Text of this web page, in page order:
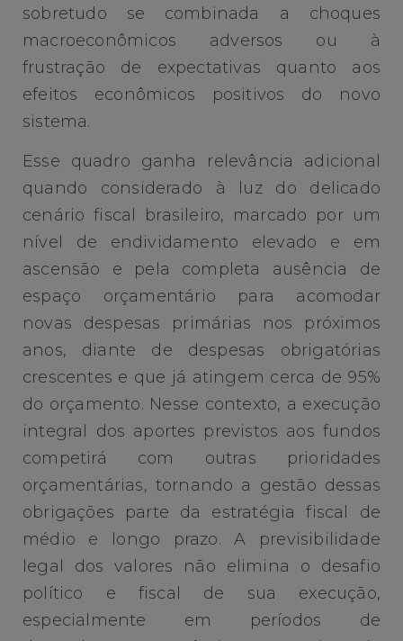
sobretudo se combinada a choques
macroeconômicos adversos ou à
frustração de expectativas quanto aos
efeitos econômicos positivos do novo
sistema.
Esse quadro ganha relevância adicional
quando considerado à luz do delicado
cenário fiscal brasileiro, marcado por um
nível de endividamento elevado e em
ascensão e pela completa ausência de
espaço orçamentário para acomodar
novas despesas primárias nos próximos
anos, diante de despesas obrigatórias
crescentes e que já atingem cerca de 95%
do orçamento. Nesse contexto, a execução
integral dos aportes previstos aos fundos
competirá com outras prioridades
orçamentárias, tornando a gestão dessas
obrigações parte da estratégia fiscal de
médio e longo prazo. A previsibilidade
legal dos valores não elimina o desafio
político e fiscal de sua execução,
especialmente em períodos de